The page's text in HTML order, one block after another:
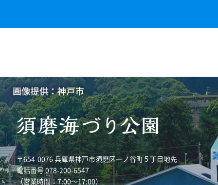
〒654-0076 兵庫県神戸市須磨区一ノ谷町５丁目地先
電話番号 078-200-6547
（営業時間：7:00～17:00）